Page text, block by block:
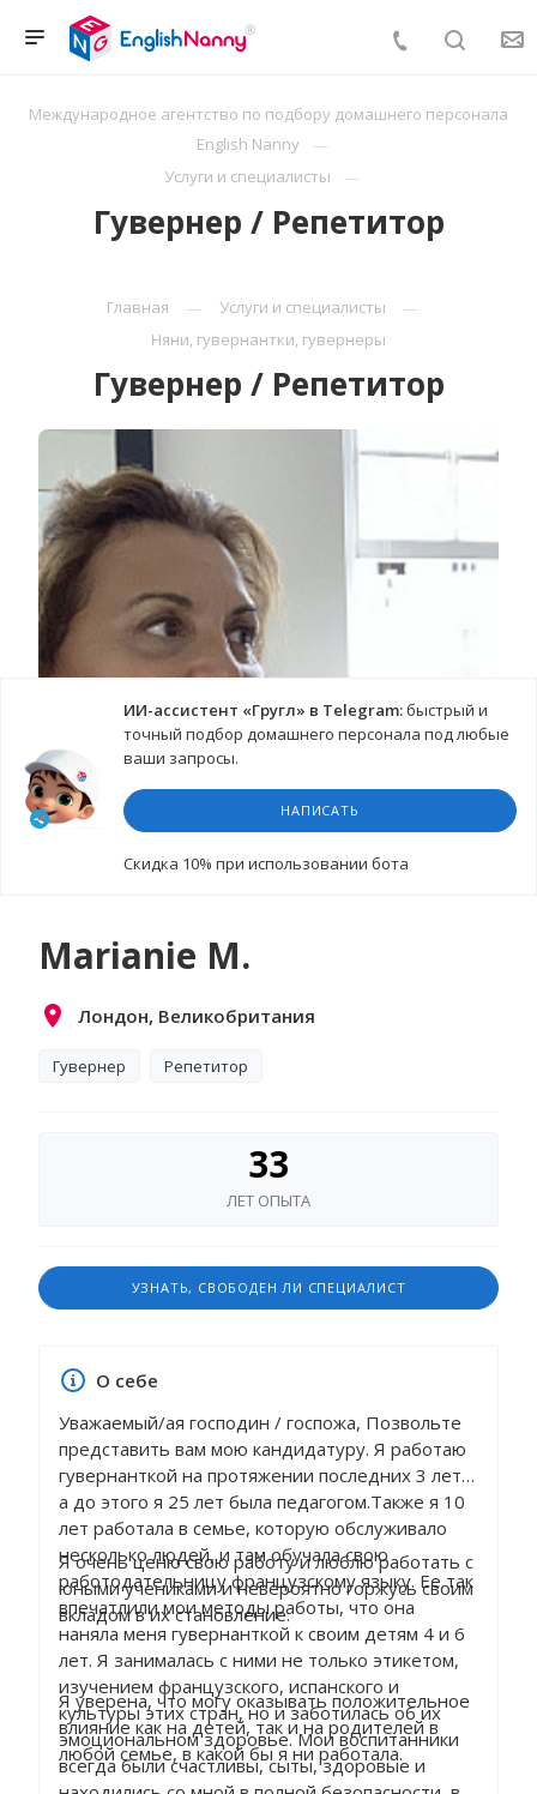
Международное агентство по подбору домашнего персонала
English Nanny
Услуги и специалисты
Гувернер / Репетитор
Главная
Услуги и специалисты
Няни, гувернантки, гувернеры
Гувернер / Репетитор
ИИ-ассистент «Гругл» в Telegram:быстрый и
точный подбор домашнего персонала под любые
ваши запросы.
НАПИСАТЬ
Cкидка 10% при использовании бота
Marianie M.
Лондон, Великобритания
Гувернер Репетитор
33
ЛЕТ ОПЫТА
УЗНАТЬ, СВОБОДЕН ЛИ СПЕЦИАЛИСТ
О себе
Уважаемый/ая господин / госпожа, Позвольте
представить вам мою кандидатуру. Я работаю
гувернанткой на протяжении последних 3 лет,
а до этого я 25 лет была педагогом.Также я 10
лет работала в семье, которую обслуживало
несколько людей, и там обучала свою
работодательницу французскому языку. Ее так
впечатлили мои методы работы, что она
наняла меня гувернанткой к своим детям 4 и 6
лет. Я занималась с ними не только этикетом,
изучением французского, испанского и
культуры этих стран, но и заботилась об их
эмоциональном здоровье. Мои воспитанники
всегда были счастливы, сыты, здоровые и
Я очень ценю свою работу и люблю работать с
юными учениками и невероятно горжусь своим
вкладом в их становление.
Я уверена, что могу оказывать положительное
влияние как на детей, так и на родителей в
любой семье, в какой бы я ни работала.